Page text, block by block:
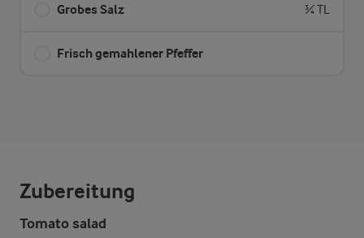
Grobes Salz ¾ TL
Frisch gemahlener Pfeffer
Zubereitung
Tomato salad